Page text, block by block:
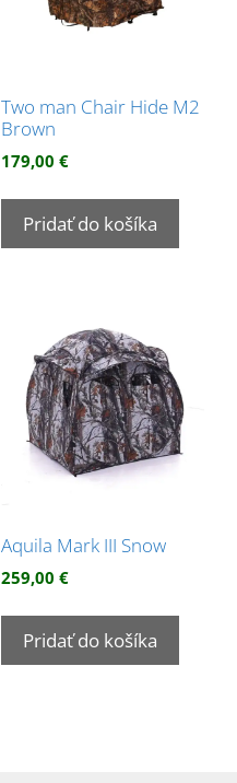
Two man Chair Hide M2
Brown
179,00 €
Pridať do košíka
Aquila Mark III Snow
259,00 €
Pridať do košíka